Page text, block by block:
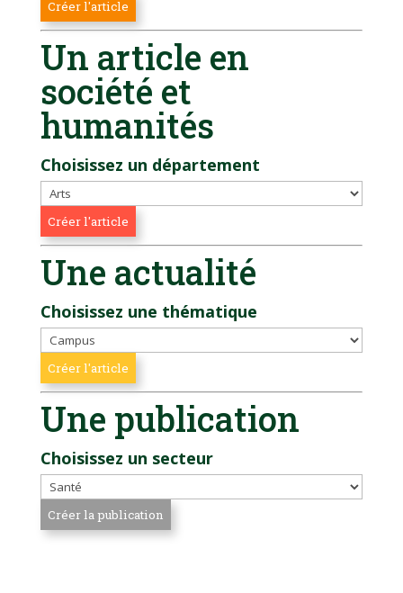
Un article en
société et
humanités
Choisissez un département
Une actualité
Choisissez une thématique
Une publication
Choisissez un secteur